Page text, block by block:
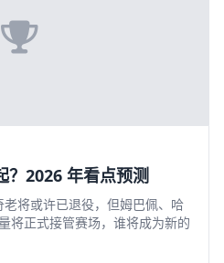
？2026 年看点预测
将或许已退役，但姆巴佩、哈
将正式接管赛场，谁将成为新的